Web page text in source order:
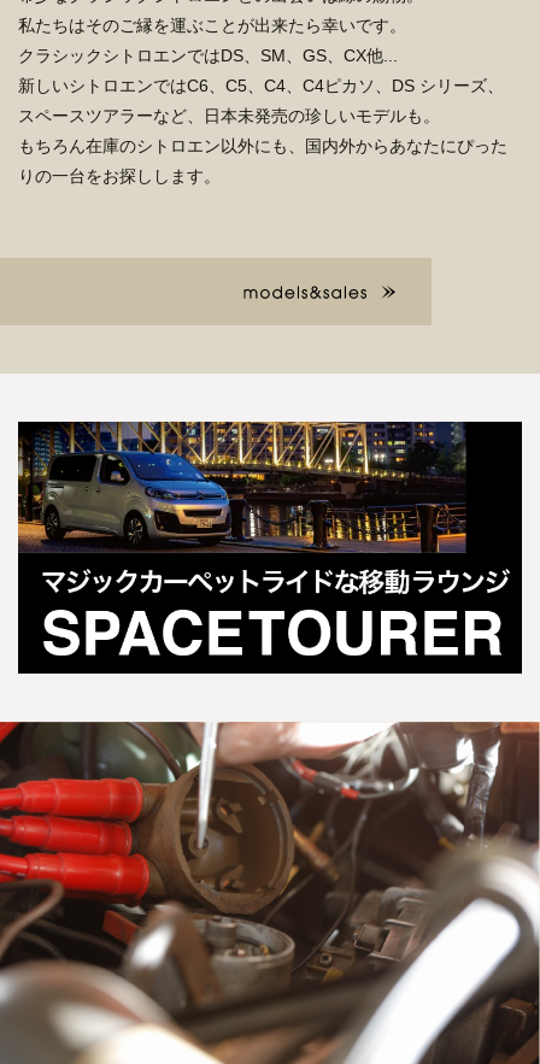
私たちはそのご縁を運ぶことが出来たら幸いです。
クラシックシトロエンではDS、SM、GS、CX他...
新しいシトロエンではC6、C5、C4、C4ピカソ、DS シリーズ、
スペースツアラーなど、日本未発売の珍しいモデルも。
もちろん在庫のシトロエン以外にも、国内外からあなたにぴった
りの一台をお探しします。